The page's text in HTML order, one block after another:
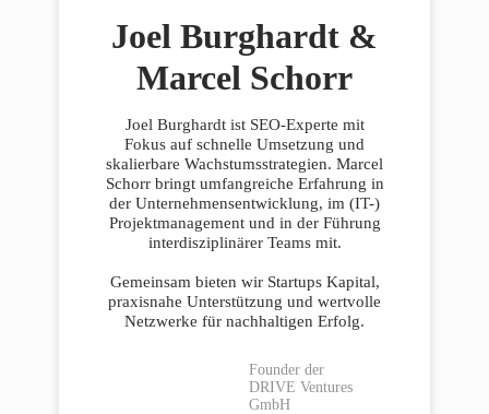
Joel Burghardt &
Marcel Schorr
Joel Burghardt ist SEO-Experte mit
Fokus auf schnelle Umsetzung und
skalierbare Wachstumsstrategien. Marcel
Schorr bringt umfangreiche Erfahrung in
der Unternehmensentwicklung, im (IT-)
Projektmanagement und in der Führung
interdisziplinärer Teams mit.
Gemeinsam bieten wir Startups Kapital,
praxisnahe Unterstützung und wertvolle
Netzwerke für nachhaltigen Erfolg.
Founder der
DRIVE Ventures
GmbH